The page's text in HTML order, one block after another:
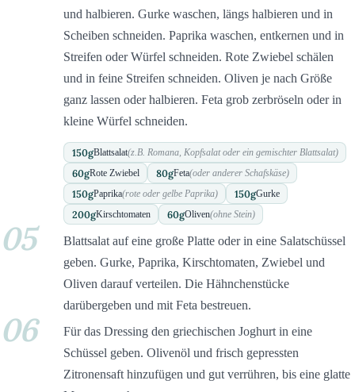
und halbieren. Gurke waschen, längs halbieren und in
Scheiben schneiden. Paprika waschen, entkernen und in
Streifen oder Würfel schneiden. Rote Zwiebel schälen
und in feine Streifen schneiden. Oliven je nach Größe
ganz lassen oder halbieren. Feta grob zerbröseln oder in
kleine Würfel schneiden.
150gBlattsalat(z.B. Romana, Kopfsalat oder ein gemischter Blattsalat)
60gRote Zwiebel 80gFeta(oder anderer Schafskäse)
150gPaprika(rote oder gelbe Paprika) 150gGurke
200gKirschtomaten 60gOliven(ohne Stein)
05
Blattsalat auf eine große Platte oder in eine Salatschüssel
geben. Gurke, Paprika, Kirschtomaten, Zwiebel und
Oliven darauf verteilen. Die Hähnchenstücke
darübergeben und mit Feta bestreuen.
06
Für das Dressing den griechischen Joghurt in eine
Schüssel geben. Olivenöl und frisch gepressten
Zitronensaft hinzufügen und gut verrühren, bis eine glatte